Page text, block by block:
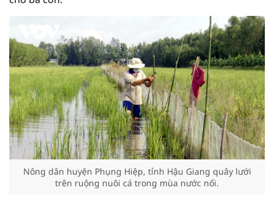
Nông dân huyện Phụng Hiệp, tỉnh Hậu Giang quây lưới
trên ruộng nuôi cá trong mùa nước nổi.